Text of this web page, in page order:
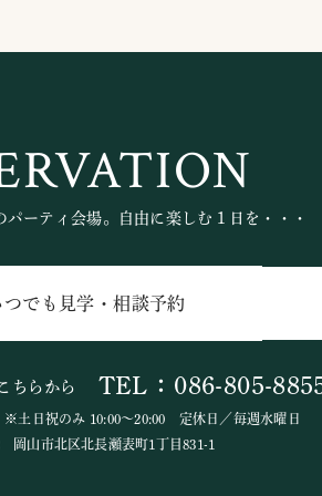
ーティ会場。自由に楽しむ１日を・・・
つでも見学・相談予約
ちらから TEL：086-805-
土日祝のみ 10:00～20:00 定休日／毎週水曜日
岡山市北区北長瀬表町1丁目831-1